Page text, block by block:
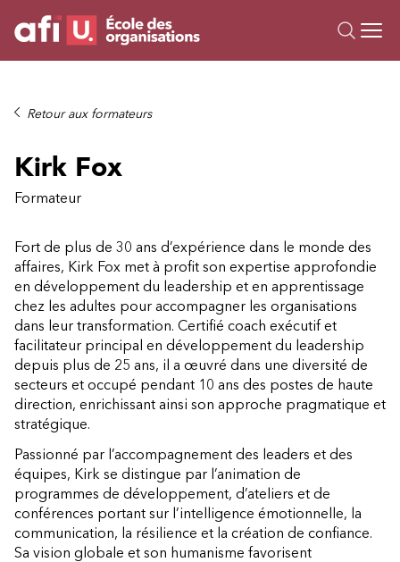
Formations
Sur mesure
À propos
Retour aux formateurs
Kirk Fox
Formateur
Fort de plus de 30 ans d’expérience dans le monde des
affaires, Kirk Fox met à profit son expertise approfondie
en développement du leadership et en apprentissage
chez les adultes pour accompagner les organisations
dans leur transformation. Certifié coach exécutif et
facilitateur principal en développement du leadership
depuis plus de 25 ans, il a œuvré dans une diversité de
secteurs et occupé pendant 10 ans des postes de haute
direction, enrichissant ainsi son approche pragmatique et
stratégique.
Passionné par l’accompagnement des leaders et des
équipes, Kirk se distingue par l’animation de
programmes de développement, d’ateliers et de
conférences portant sur l’intelligence émotionnelle, la
communication, la résilience et la création de confiance.
Sa vision globale et son humanisme favorisent